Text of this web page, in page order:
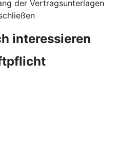
der Vertragsunterlagen
interessieren